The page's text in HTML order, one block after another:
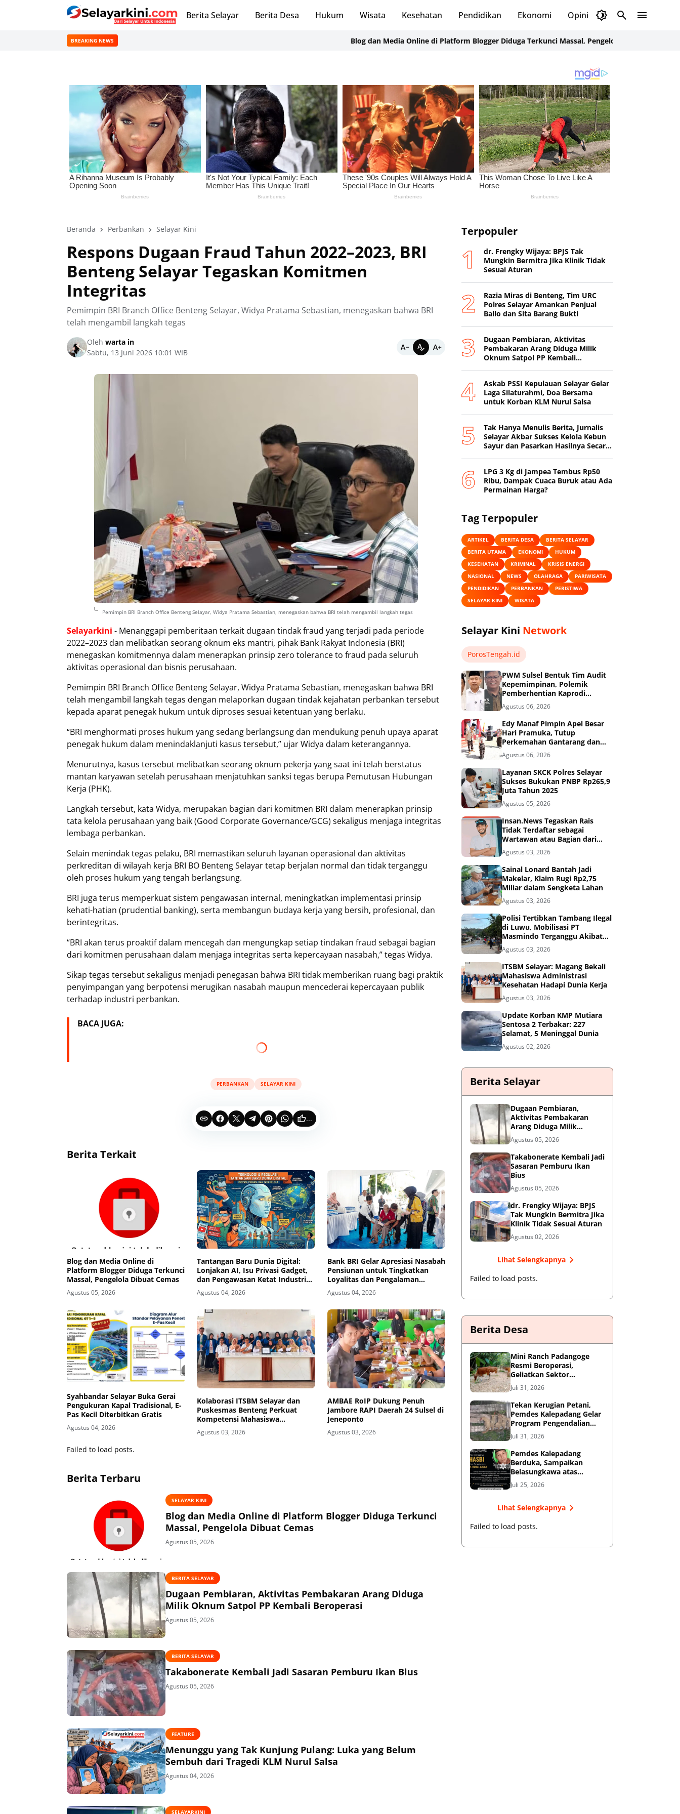
Berita Selayar Berita Desa Hukum Wisata Kesehatan Pendidikan Ekonomi Opini Selayar Kini
BREAKING NEWS Blog dan Media Online di Platform Blogger Diduga Terkunci Massal, Pengelola Dibuat Cemas
Beranda Perbankan Selayar Kini
Respons Dugaan Fraud Tahun 2022–2023, BRI
Benteng Selayar Tegaskan Komitmen
Integritas
Pemimpin BRI Branch Office Benteng Selayar, Widya Pratama Sebastian, menegaskan bahwa BRI
telah mengambil langkah tegas
Oleh warta in
Sabtu, 13 Juni 2026 10:01 WIB
Pemimpin BRI Branch Office Benteng Selayar, Widya Pratama Sebastian, menegaskan bahwa BRI telah mengambil langkah tegas
Selayarkini - Menanggapi pemberitaan terkait dugaan tindak fraud yang terjadi pada periode
2022–2023 dan melibatkan seorang oknum eks mantri, pihak Bank Rakyat Indonesia (BRI)
menegaskan komitmennya dalam menerapkan prinsip zero tolerance to fraud pada seluruh
aktivitas operasional dan bisnis perusahaan.
Pemimpin BRI Branch Office Benteng Selayar, Widya Pratama Sebastian, menegaskan bahwa BRI
telah mengambil langkah tegas dengan melaporkan dugaan tindak kejahatan perbankan tersebut
kepada aparat penegak hukum untuk diproses sesuai ketentuan yang berlaku.
“BRI menghormati proses hukum yang sedang berlangsung dan mendukung penuh upaya aparat
penegak hukum dalam menindaklanjuti kasus tersebut,” ujar Widya dalam keterangannya.
Menurutnya, kasus tersebut melibatkan seorang oknum pekerja yang saat ini telah berstatus
mantan karyawan setelah perusahaan menjatuhkan sanksi tegas berupa Pemutusan Hubungan
Kerja (PHK).
Langkah tersebut, kata Widya, merupakan bagian dari komitmen BRI dalam menerapkan prinsip
tata kelola perusahaan yang baik (Good Corporate Governance/GCG) sekaligus menjaga integritas
lembaga perbankan.
Selain menindak tegas pelaku, BRI memastikan seluruh layanan operasional dan aktivitas
perkreditan di wilayah kerja BRI BO Benteng Selayar tetap berjalan normal dan tidak terganggu
oleh proses hukum yang tengah berlangsung.
BRI juga terus memperkuat sistem pengawasan internal, meningkatkan implementasi prinsip
kehati-hatian (prudential banking), serta membangun budaya kerja yang bersih, profesional, dan
berintegritas.
“BRI akan terus proaktif dalam mencegah dan mengungkap setiap tindakan fraud sebagai bagian
dari komitmen perusahaan dalam menjaga integritas serta kepercayaan nasabah,” tegas Widya.
Sikap tegas tersebut sekaligus menjadi penegasan bahwa BRI tidak memberikan ruang bagi praktik
penyimpangan yang berpotensi merugikan nasabah maupun mencederai kepercayaan publik
terhadap industri perbankan.
BACA JUGA:
PERBANKAN SELAYAR KINI
...
Berita Terkait
Blog dan Media Online di
Platform Blogger Diduga Terkunci
Massal, Pengelola Dibuat Cemas
Agustus 05, 2026
Tantangan Baru Dunia Digital:
Lonjakan AI, Isu Privasi Gadget,
dan Pengawasan Ketat Industri
Teknologi
Agustus 04, 2026
‎Bank BRI Gelar Apresiasi Nasabah
Pensiunan untuk Tingkatkan
Loyalitas dan Pengalaman
Layanan
Agustus 04, 2026
Syahbandar Selayar Buka Gerai
Pengukuran Kapal Tradisional, E-
Pas Kecil Diterbitkan Gratis
Agustus 04, 2026
Kolaborasi ITSBM Selayar dan
Puskesmas Benteng Perkuat
Kompetensi Mahasiswa
Administrasi Kesehatan
Agustus 03, 2026
AMBAE RoIP Dukung Penuh
Jambore RAPI Daerah 24 Sulsel di
Jeneponto
Agustus 03, 2026
Failed to load posts.
Berita Terbaru
SELAYAR KINI
Blog dan Media Online di Platform Blogger Diduga Terkunci
Massal, Pengelola Dibuat Cemas
Agustus 05, 2026
BERITA SELAYAR
Dugaan Pembiaran, Aktivitas Pembakaran Arang Diduga
Milik Oknum Satpol PP Kembali Beroperasi
Agustus 05, 2026
BERITA SELAYAR
Takabonerate Kembali Jadi Sasaran Pemburu Ikan Bius
Agustus 05, 2026
FEATURE
Menunggu yang Tak Kunjung Pulang: Luka yang Belum
Sembuh dari Tragedi KLM Nurul Salsa
Agustus 04, 2026
SELAYARKINI
Terpopuler
dr. Frengky Wijaya: BPJS Tak
Mungkin Bermitra Jika Klinik Tidak
Sesuai Aturan
Razia Miras di Benteng, Tim URC
Polres Selayar Amankan Penjual
Ballo dan Sita Barang Bukti
Dugaan Pembiaran, Aktivitas
Pembakaran Arang Diduga Milik
Oknum Satpol PP Kembali
‎Askab PSSI Kepulauan Selayar Gelar
Laga Silaturahmi, Doa Bersama
untuk Korban KLM Nurul Salsa
‎Tak Hanya Menulis Berita, Jurnalis
Selayar Akbar Sukses Kelola Kebun
Sayur dan Pasarkan Hasilnya Secara
‎LPG 3 Kg di Jampea Tembus Rp50
Ribu, Dampak Cuaca Buruk atau Ada
Permainan Harga? ‎
Tag Terpopuler
ARTIKEL BERITA DESA
BERITA SELAYAR
BERITA UTAMA
EKONOMI
HUKUM
KESEHATAN
KRIMINAL
KRISIS ENERGI
NASIONAL
NEWS OLAHRAGA
PARIWISATA
PENDIDIKAN
PERBANKAN
PERISTIWA
SELAYAR KINI
WISATA
Selayar Kini Network
PorosTengah.id
PWM Sulsel Bentuk Tim Audit
Kepemimpinan, Polemik
Pemberhentian Kaprodi
Unmuh Barru Masuk Tahap
Penyelidikan
Agustus 06, 2026
Edy Manaf Pimpin Apel Besar
Hari Pramuka, Tutup
Perkemahan Gantarang dan
Lepas Kontingen Jamnas XII
2026
Agustus 06, 2026
Layanan SKCK Polres Selayar
Sukses Bukukan PNBP Rp265,9
Juta Tahun 2025
Agustus 05, 2026
Insan.News Tegaskan Rais
Tidak Terdaftar sebagai
Wartawan atau Bagian dari
Redaksi
Agustus 03, 2026
Sainal Lonard Bantah Jadi
Makelar, Klaim Rugi Rp2,75
Miliar dalam Sengketa Lahan
Agustus 03, 2026
Polisi Tertibkan Tambang Ilegal
di Luwu, Mobilisasi PT
Masmindo Terganggu Akibat
Pemalangan Jalan
Agustus 03, 2026
ITSBM Selayar: Magang Bekali
Mahasiswa Administrasi
Kesehatan Hadapi Dunia Kerja
Agustus 03, 2026
Update Korban KMP Mutiara
Sentosa 2 Terbakar: 227
Selamat, 5 Meninggal Dunia
Agustus 02, 2026
Berita Selayar
Dugaan Pembiaran,
Aktivitas Pembakaran
Arang Diduga Milik
Oknum Satpol PP Kembali
Beroperasi
Agustus 05, 2026
Takabonerate Kembali Jadi
Sasaran Pemburu Ikan
Bius
Agustus 05, 2026
dr. Frengky Wijaya: BPJS
Tak Mungkin Bermitra Jika
Klinik Tidak Sesuai Aturan
Agustus 02, 2026
Lihat Selengkapnya
Failed to load posts.
Berita Desa
‎Mini Ranch Padangoge
Resmi Beroperasi,
Geliatkan Sektor
Peternakan Sapi di
Kepulauan Selayar ‎
Juli 31, 2026
Tekan Kerugian Petani,
Pemdes Kalepadang Gelar
Program Pengendalian
Hama Tupai
Juli 31, 2026
Pemdes Kalepadang
Berduka, Sampaikan
Belasungkawa atas
Wafatnya Hasbi Korban
KLM Nurul Salsa
Juli 25, 2026
Lihat Selengkapnya
Failed to load posts.